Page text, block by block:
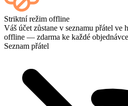
Ano – každý zápas se po dokončení
panelu, a pokud chcete sledovat
možnost Streaming.
Striktní režim offline
Váš účet zůstane v seznamu přátel ve
offline — zdarma ke každé
Seznam přátel